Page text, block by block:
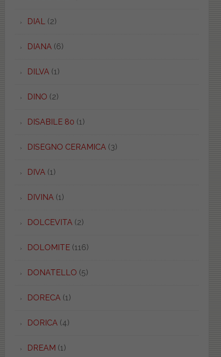
DIAL (2)
DIANA (6)
DILVA (1)
DINO (2)
DISABILE 80 (1)
DISEGNO CERAMICA (3)
DIVA (1)
DIVINA (1)
DOLCEVITA (2)
DOLOMITE(116)
DONATELLO (5)
DORECA (1)
DORICA (4)
DREAM (1)